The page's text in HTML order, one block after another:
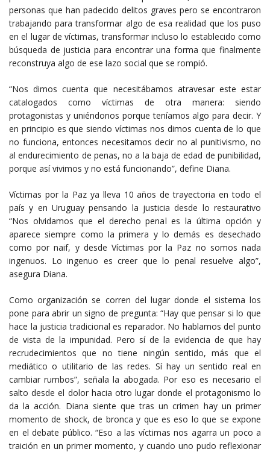
personas que han padecido delitos graves pero se encontraron
trabajando para transformar algo de esa realidad que los puso
en el lugar de víctimas, transformar incluso lo establecido como
búsqueda de justicia para encontrar una forma que finalmente
reconstruya algo de ese lazo social que se rompió.
“Nos dimos cuenta que necesitábamos atravesar este estar
catalogados como víctimas de otra manera: siendo
protagonistas y uniéndonos porque teníamos algo para decir. Y
en principio es que siendo víctimas nos dimos cuenta de lo que
no funciona, entonces necesitamos decir no al punitivismo, no
al endurecimiento de penas, no a la baja de edad de punibilidad,
porque así vivimos y no está funcionando”, define Diana.
Víctimas por la Paz ya lleva 10 años de trayectoria en todo el
país y en Uruguay pensando la justicia desde lo restaurativo
“Nos olvidamos que el derecho penal es la última opción y
aparece siempre como la primera y lo demás es desechado
como por naif, y desde Víctimas por la Paz no somos nada
ingenuos. Lo ingenuo es creer que lo penal resuelve algo”,
asegura Diana.
Como organización se corren del lugar donde el sistema los
pone para abrir un signo de pregunta: “Hay que pensar si lo que
hace la justicia tradicional es reparador. No hablamos del punto
de vista de la impunidad. Pero sí de la evidencia de que hay
recrudecimientos que no tiene ningún sentido, más que el
mediático o utilitario de las redes. Sí hay un sentido real en
cambiar rumbos”, señala la abogada. Por eso es necesario el
salto desde el dolor hacia otro lugar donde el protagonismo lo
da la acción. Diana siente que tras un crimen hay un primer
momento de shock, de bronca y que es eso lo que se expone
en el debate público. “Eso a las víctimas nos agarra un poco a
traición en un primer momento, y cuando uno pudo reflexionar